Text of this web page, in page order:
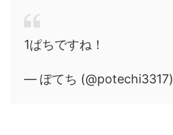
1ぱちですね！
— ぽてち (@potechi3317)